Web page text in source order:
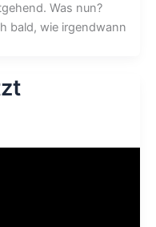
Was nun?
bald, wie irgendwann